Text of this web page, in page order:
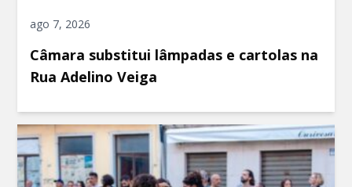
ago 7, 2026
Câmara substitui lâmpadas e cartolas na
Rua Adelino Veiga